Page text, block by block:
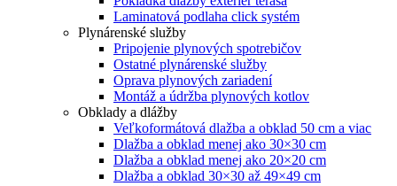
Laminatová podlaha click systém
Plynárenské služby
Pripojenie plynových spotrebičov
Ostatné plynárenské služby
Oprava plynových zariadení
Montáž a údržba plynových kotlov
Obklady a dlážby
Veľkoformátová dlažba a obklad 50 cm a viac
Dlažba a obklad menej ako 30×30 cm
Dlažba a obklad menej ako 20×20 cm
Dlažba a obklad 30×30 až 49×49 cm